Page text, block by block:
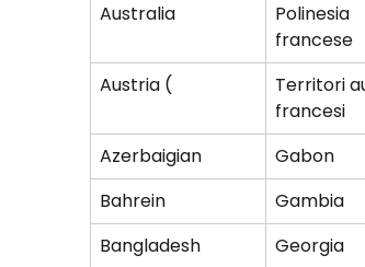
Australia
Polinesia
francese
Austria (
Territori
francesi
Azerbaigian Gabon
Bahrein
Gambia
Bangladesh
Georgia